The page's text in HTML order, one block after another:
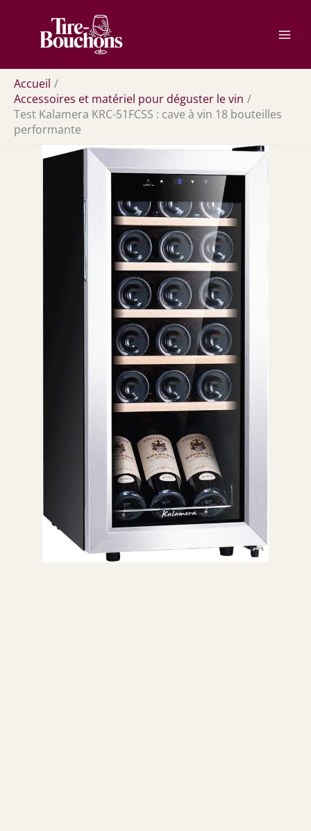
contenu
Accueil
Accessoires et matériel pour déguster le vin
Test Kalamera KRC-51FCSS : cave à vin 18 bouteilles
performante